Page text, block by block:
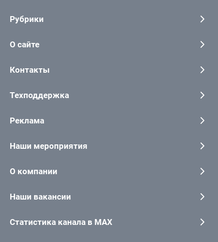
Рубрики
О сайте
Контакты
Техподдержка
Реклама
Наши мероприятия
О компании
Наши вакансии
Статистика канала в MAX